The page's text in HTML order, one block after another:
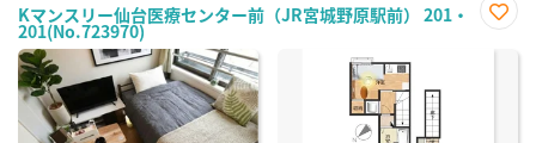
Kマンスリー仙台医療センター前（JR宮城野原駅前） 201・
201(No.723970)
に入